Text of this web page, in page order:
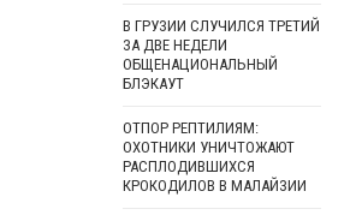
В ГРУЗИИ СЛУЧИЛСЯ ТРЕТИЙ
ЗА ДВЕ НЕДЕЛИ
ОБЩЕНАЦИОНАЛЬНЫЙ
БЛЭКАУТ
ОТПОР РЕПТИЛИЯМ:
ОХОТНИКИ УНИЧТОЖАЮТ
РАСПЛОДИВШИХСЯ
КРОКОДИЛОВ В МАЛАЙЗИИ